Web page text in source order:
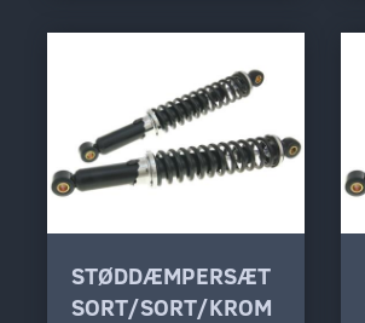
STØDDÆMPERSÆT
SORT/SORT/KROM